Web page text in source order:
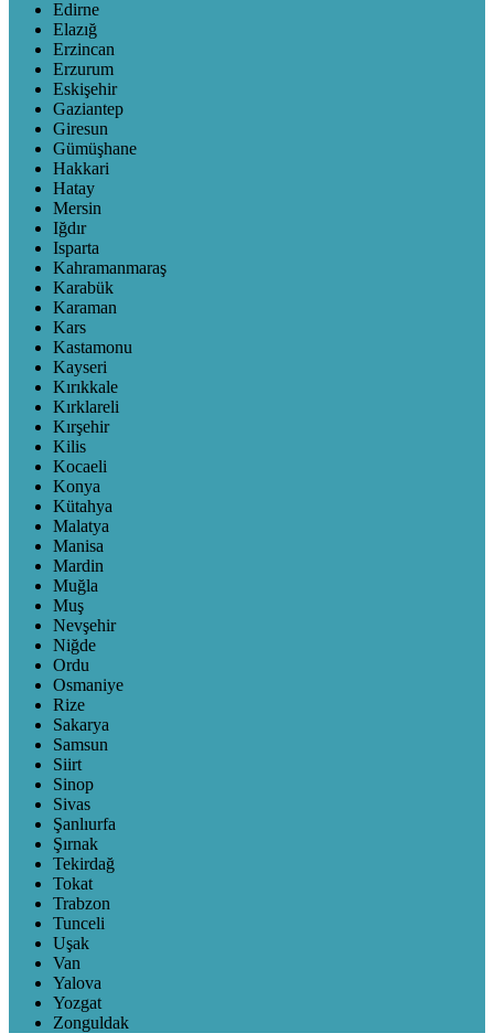
Edirne
Elazığ
Erzincan
Erzurum
Eskişehir
Gaziantep
Giresun
Gümüşhane
Hakkari
Hatay
Mersin
Iğdır
Isparta
Kahramanmaraş
Karabük
Karaman
Kars
Kastamonu
Kayseri
Kırıkkale
Kırklareli
Kırşehir
Kilis
Kocaeli
Konya
Kütahya
Malatya
Manisa
Mardin
Muğla
Muş
Nevşehir
Niğde
Ordu
Osmaniye
Rize
Sakarya
Samsun
Siirt
Sinop
Sivas
Şanlıurfa
Şırnak
Tekirdağ
Tokat
Trabzon
Tunceli
Uşak
Van
Yalova
Yozgat
Zonguldak